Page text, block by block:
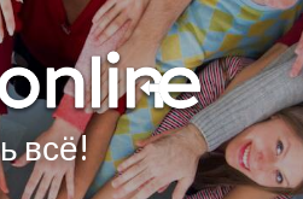
всё!